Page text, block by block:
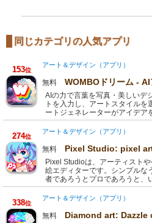
同じカテゴリの人気アプリ
153位
アート＆デザイン（アプリ）
無料 WOMBOドリーム -
AIの力で言葉を写真・美しいデ
トを入力し、アートスタイルを
ートジェネレーターがアイデ
274位
アート＆デザイン（アプリ）
無料 Pixel Studio: pixel
Pixel Studioは、アーティスト
絵エディターです。シンプルな
者であろうとプロであろうと、
338位
アート＆デザイン（アプリ）
無料 Diamond art: Dazzle